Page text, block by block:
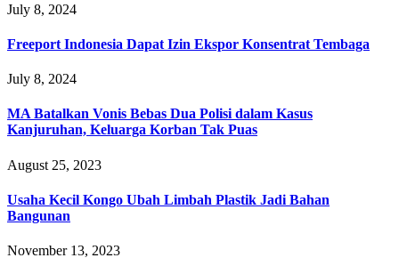
July 8, 2024
Freeport Indonesia Dapat Izin Ekspor Konsentrat Tembaga
July 8, 2024
MA Batalkan Vonis Bebas Dua Polisi dalam Kasus
Kanjuruhan, Keluarga Korban Tak Puas
August 25, 2023
Usaha Kecil Kongo Ubah Limbah Plastik Jadi Bahan
Bangunan
November 13, 2023